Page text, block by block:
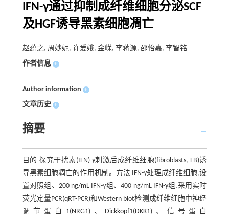
IFN-γ通过抑制成纤维细胞分泌SCF
及HGF诱导黑素细胞凋亡
赵蕴之, 周妙妮, 许爱娥, 金嵘, 李蒋源, 邵怡嘉, 李智铭
作者信息 +
Author information +
文章历史 +
摘要
目的 探究干扰素(IFN)-γ刺激后成纤维细胞(fibroblasts, FB)诱
导黑素细胞凋亡的作用机制。方法 IFN-γ处理成纤维细胞,设
置对照组、200 ng/mL IFN-γ组、400 ng/mL IFN-γ组,采用实时
荧光定量PCR(qRT-PCR)和Western blot检测成纤维细胞中神经
调节蛋白1(NRG1)、Dickkopf1(DKK1)、信号蛋白